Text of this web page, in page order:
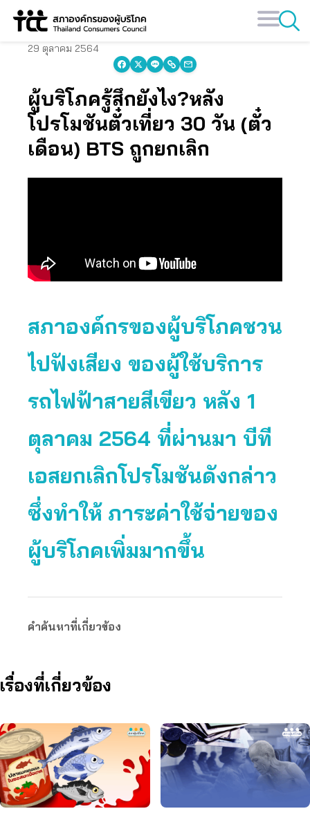
Skip
29 ตุลาคม 2564
ผู้บริโภครู้สึกยังไง?หลัง
โปรโมชันตั๋วเที่ยว 30 วัน (ตั๋ว
เดือน) BTS ถูกยกเลิก
สภาองค์กรของผู้บริโภคชวน
ไปฟังเสียง ของผู้ใช้บริการ
รถไฟฟ้าสายสีเขียว หลัง 1
ตุลาคม 2564 ที่ผ่านมา บีที
เอสยกเลิกโปรโมชันดังกล่าว
ซึ่งทำให้ ภาระค่าใช้จ่ายของ
ผู้บริโภคเพิ่มมากขึ้น
คำค้นหาที่เกี่ยวข้อง
เรื่องที่เกี่ยวข้อง